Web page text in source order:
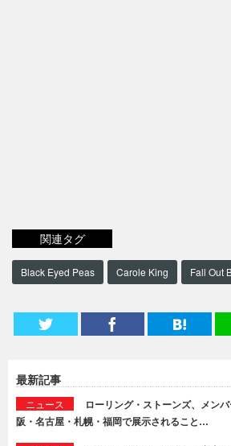
関連タグ
Black Eyed Peas Carole King Fall Out
最新記事
ニュース
ローリング・ストーンズ、メン
阪・名古屋・札幌・福岡で展示されること…